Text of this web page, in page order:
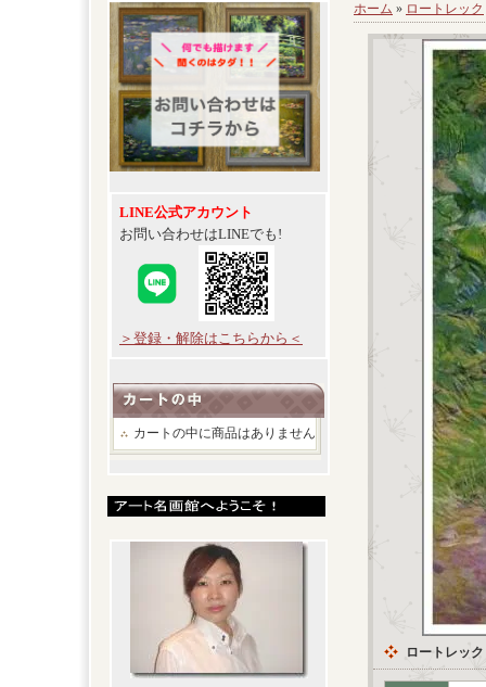
LINE公式アカウント
お問い合わせはLINEでも!
＞登録・解除はこちらから＜
カートの中に商品はありません
ホーム » ロートレック
ロートレッ